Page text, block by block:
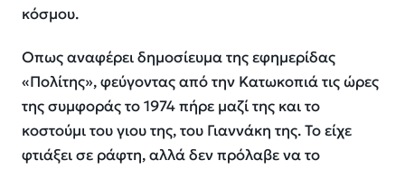
κόσμου.
Οπως αναφέρει δημοσίευμα της εφημερίδας
«Πολίτης», φεύγοντας από την Κατωκοπιά τις ώρες
της συμφοράς το 1974 πήρε μαζί της και το
κοστούμι του γιου της, του Γιαννάκη της. Το είχε
φτιάξει σε ράφτη, αλλά δεν πρόλαβε να το